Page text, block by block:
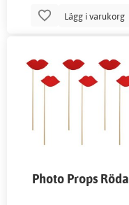
Lägg i varukorg
Photo Props Röda